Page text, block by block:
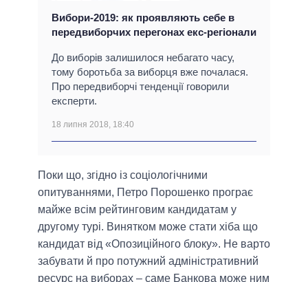
Вибори-2019: як проявляють себе в
передвиборчих перегонах екс-регіонали
До виборів залишилося небагато часу,
тому боротьба за виборця вже почалася.
Про передвиборчі тенденції говорили
експерти.
18 липня 2018, 18:40
Поки що, згідно із соціологічними
опитуваннями, Петро Порошенко програє
майже всім рейтинговим кандидатам у
другому турі. Винятком може стати хіба що
кандидат від «Опозиційного блоку». Не варто
забувати й про потужний адміністративний
ресурс на виборах – саме Банкова може ним